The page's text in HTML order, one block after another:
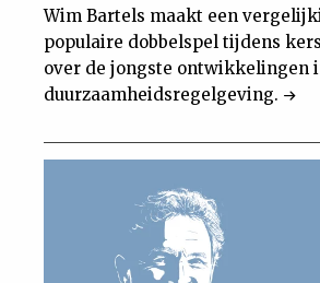
Wim Bartels maakt een
populaire dobbelspel tijdens
over de jongste ontwikkelingen
duurzaamheidsregelgeving.